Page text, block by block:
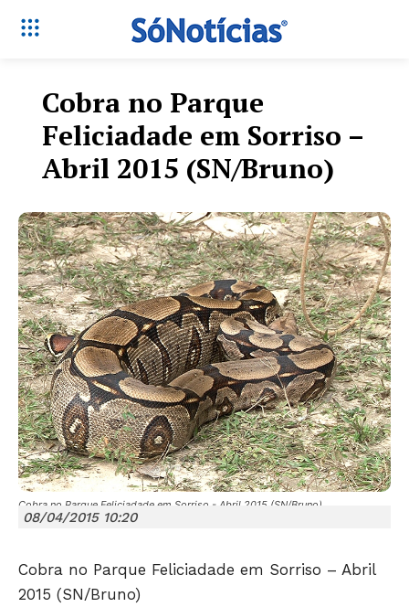
Só Notícias
Cobra no Parque
Feliciadade em Sorriso –
Abril 2015 (SN/Bruno)
Cobra no Parque Feliciadade em Sorriso - Abril 2015 (SN/Bruno)
08/04/2015 10:20
Cobra no Parque Feliciadade em Sorriso – Abril
2015 (SN/Bruno)